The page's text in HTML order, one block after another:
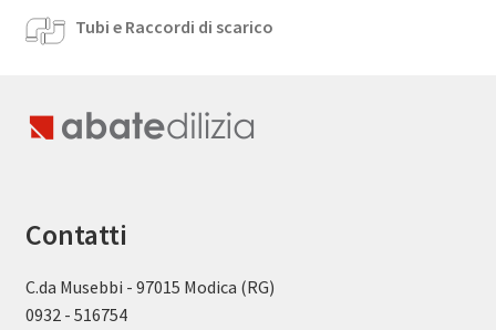
Tubi e Raccordi di scarico
Contatti
C.da Musebbi - 97015 Modica (RG)
0932 - 516754